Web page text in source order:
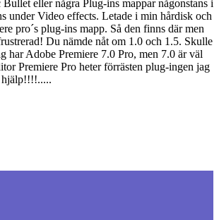
eller några Plug-ins mappar någonstans i
under Video effects. Letade i min hårdisk och
pro´s plug-ins mapp. Så den finns där men
Du nämde nåt om 1.0 och 1.5. Skulle
har Adobe Premiere 7.0 Pro, men 7.0 är väl
Premiere Pro heter förrästen plug-ingen jag
hjälp!!!!.....